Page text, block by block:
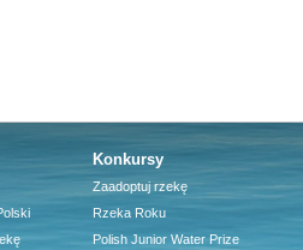
Konkursy
Zaadoptuj rzekę
Rzeka Roku
Polish Junior Water Prize